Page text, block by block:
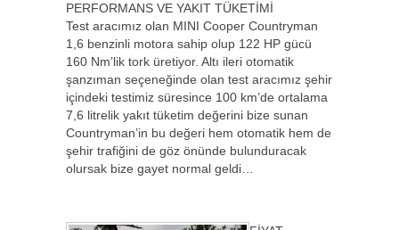
PERFORMANS VE YAKIT TÜKETİMİ
Test aracımız olan MINI Cooper Countryman
1,6 benzinli motora sahip olup 122 HP gücü
160 Nm’lik tork üretiyor. Altı ileri otomatik
şanzıman seçeneğinde olan test aracımız şehir
içindeki testimiz süresince 100 km’de ortalama
7,6 litrelik yakıt tüketim değerini bize sunan
Countryman’in bu değeri hem otomatik hem de
şehir trafiğini de göz önünde bulunduracak
olursak bize gayet normal geldi…